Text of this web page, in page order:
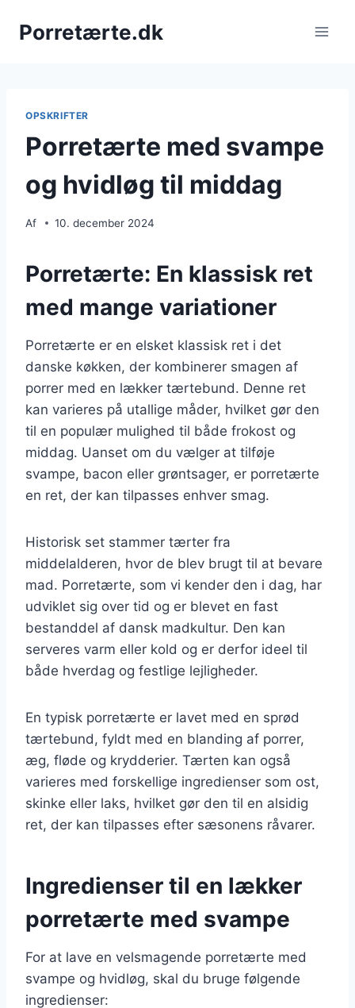
Porretærte.dk
OPSKRIFTER
Porretærte med svampe
og hvidløg til middag
Af 10. december 2024
Porretærte: En klassisk ret
med mange variationer
Porretærte er en elsket klassisk ret i det
danske køkken, der kombinerer smagen af
porrer med en lækker tærtebund. Denne ret
kan varieres på utallige måder, hvilket gør den
til en populær mulighed til både frokost og
middag. Uanset om du vælger at tilføje
svampe, bacon eller grøntsager, er porretærte
en ret, der kan tilpasses enhver smag.
Historisk set stammer tærter fra
middelalderen, hvor de blev brugt til at bevare
mad. Porretærte, som vi kender den i dag, har
udviklet sig over tid og er blevet en fast
bestanddel af dansk madkultur. Den kan
serveres varm eller kold og er derfor ideel til
både hverdag og festlige lejligheder.
En typisk porretærte er lavet med en sprød
tærtebund, fyldt med en blanding af porrer,
æg, fløde og krydderier. Tærten kan også
varieres med forskellige ingredienser som ost,
skinke eller laks, hvilket gør den til en alsidig
ret, der kan tilpasses efter sæsonens råvarer.
Ingredienser til en lækker
porretærte med svampe
For at lave en velsmagende porretærte med
svampe og hvidløg, skal du bruge følgende
ingredienser: